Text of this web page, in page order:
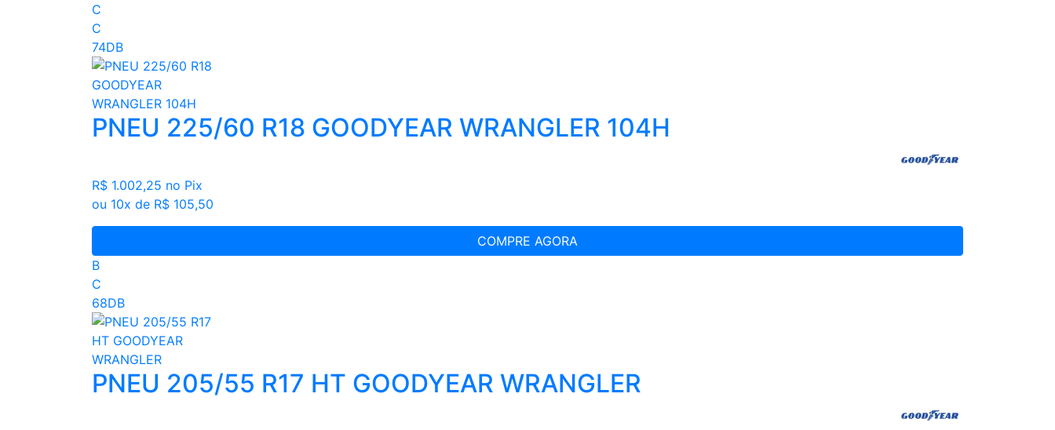
C
C
74DB
PNEU 225/60 R18 GOODYEAR WRANGLER 104H
R$ 1.002,25 no Pix
ou 10x de R$ 105,50
COMPRE AGORA
B
C
68DB
PNEU 205/55 R17 HT GOODYEAR WRANGLER